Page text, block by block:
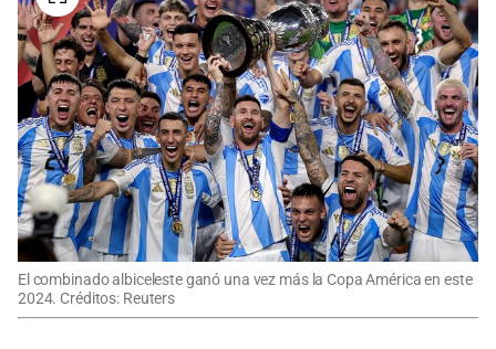
El combinado albiceleste ganó una vez más la Copa América en este
2024. Créditos: Reuters